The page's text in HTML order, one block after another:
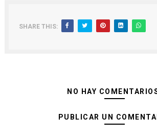
SHARE THIS:
NO HAY
PUBLICAR UN